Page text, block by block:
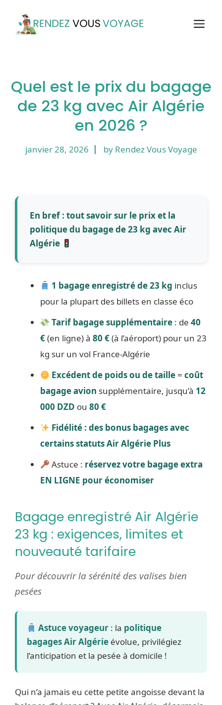
contenu
Quel est le prix du bagage
de 23 kg avec Air Algérie
en 2026 ?
janvier 28, 2026 by Rendez Vous Voyage
En bref : tout savoir sur le prix et la
politique du bagage de 23 kg avec Air
Algérie
1 bagage enregistré de 23 kg inclus
pour la plupart des billets en classe éco
Tarif bagage supplémentaire : de40
€(en ligne) à 80 €(à l’aéroport) pour un 23
kg sur un vol France-Algérie
Excédent de poids ou de taille =coût
bagage avion supplémentaire, jusqu’à 12
000 DZD ou 80 €
Fidélité : des bonus bagages avec
certains statuts Air Algérie Plus
Astuce : réservez votre bagage extra
EN LIGNE pour économiser
Bagage enregistré Air Algérie
23 kg : exigences, limites et
nouveauté tarifaire
Pour découvrir la sérénité des valises bien
pesées
Astuce voyageur : la politique
bagages Air Algérie évolue, privilégiez
l’anticipation et la pesée à domicile !
Qui n’a jamais eu cette petite angoisse devant la